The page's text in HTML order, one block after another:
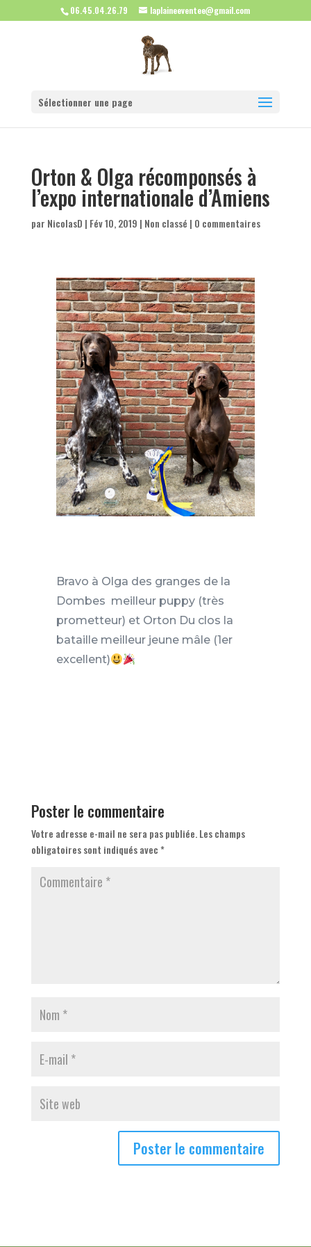
06.45.04.26.79 laplaineeventee@gmail.com
Sélectionner une page
Orton & Olga récomponsés à
l’expo internationale d’Amiens
par NicolasD | Fév 10, 2019 | Non classé | 0 commentaires
Bravo à Olga des granges de la
Dombes meilleur puppy (très
prometteur) et Orton Du clos la
bataille meilleur jeune mâle (1er
excellent)
Poster le commentaire
Votre adresse e-mail ne sera pas publiée. Les champs
obligatoires sont indiqués avec*